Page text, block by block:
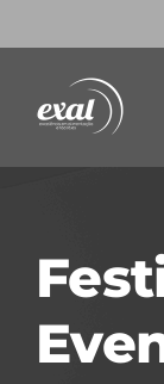
para
conteúdo